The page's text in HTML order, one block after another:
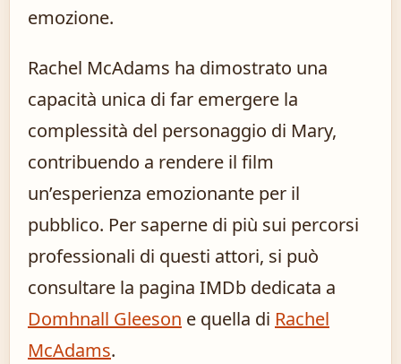
emozione.
Rachel McAdams ha dimostrato una
capacità unica di far emergere la
complessità del personaggio di Mary,
contribuendo a rendere il film
un’esperienza emozionante per il
pubblico. Per saperne di più sui percorsi
professionali di questi attori, si può
consultare la pagina IMDb dedicata a
Domhnall Gleeson e quella di Rachel
McAdams.